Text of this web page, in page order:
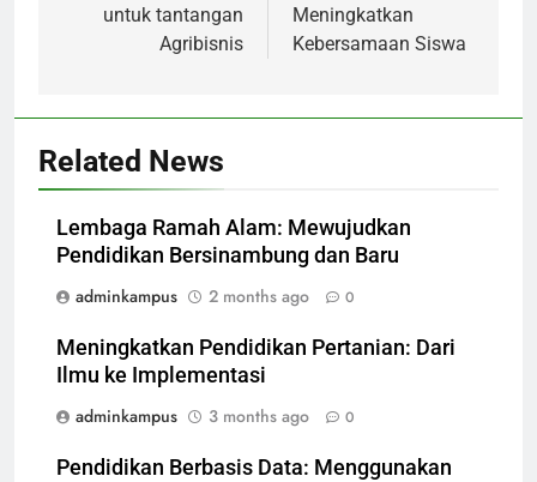
untuk tantangan
Agribisnis
Meningkatkan
Kebersamaan Siswa
Related News
Lembaga Ramah Alam: Mewujudkan
Pendidikan Bersinambung dan Baru
adminkampus
2 months ago 0
Meningkatkan Pendidikan Pertanian: Dari
Ilmu ke Implementasi
adminkampus
3 months ago 0
Pendidikan Berbasis Data: Menggunakan